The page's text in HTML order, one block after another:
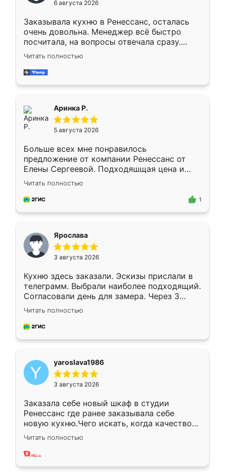
мебели буду заказывать только здесь.
6 августа 2026
Заказывала кухню в Ренессанс, осталась
очень довольна. Менеджер всё быстро
посчитала, на вопросы отвечала сразу.
Замерщик приехал в субботу, подошёл к
делу со всей ответственностью. Собрали
за день, ребята работали аккуратно, даже
Читать полностью
Аринка Р.
5 августа 2026
Больше всех мне понравилось
предложение от компании Ренессанс от
Елены Сергеевой. Подходяшщая цена и
короткие сроки изготовления. Приехавший
для замера сотрудник Владислав
предложил по моему эскизу самый
Читать полностью
1
Ярослава
3 августа 2026
Кухню здесь заказали. Эскизы прислали в
телеграмм. Выбрали наиболее подходящий.
Согласовали день для замера. Через 3
недели кухня была уже готова. Остались
довольны работой. Спасибо Ренессанс
мебель за качественную работу!
Читать полностью
yaroslava1986
3 августа 2026
Заказала себе новый шкаф в студии
Ренессанс где ранее заказывала себе
новую кухню.Чего искать, когда качеством
вполне довольна. Служит кухня уже почти
два года, нареканий нет.
Читать полностью